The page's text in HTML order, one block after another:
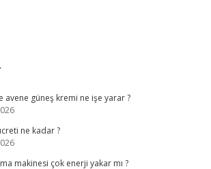
avene güneş kremi ne işe yarar ?
ne kadar ?
makinesi çok enerji yakar mı ?